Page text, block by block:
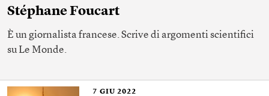
Stéphane Foucart
È un giornalista francese. Scrive di argomenti scientifici
su Le Monde.
7 GIU 2022